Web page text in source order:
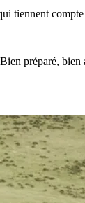
tiennent
préparé, bien